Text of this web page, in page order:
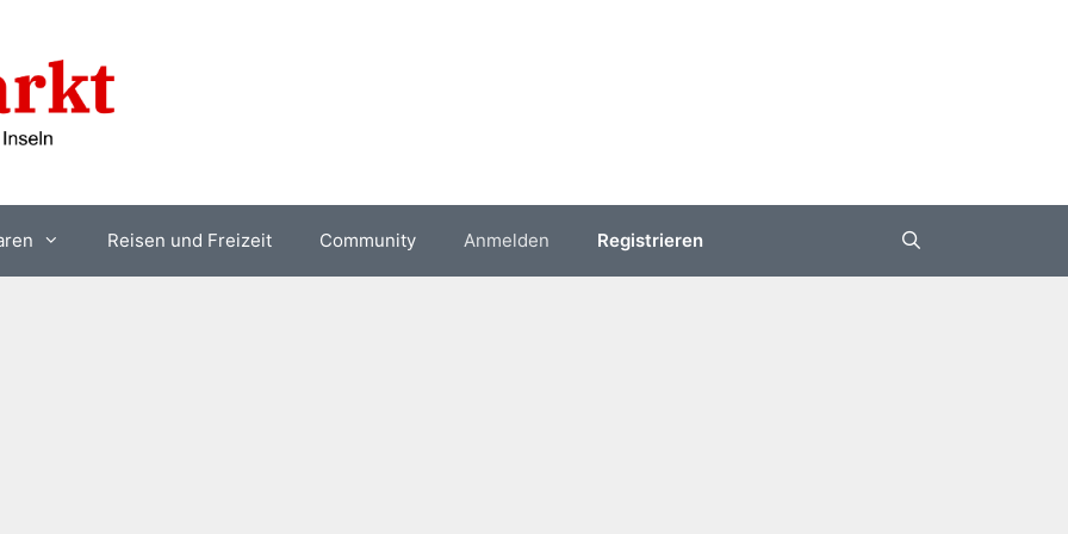
Reisen und Freizeit Community Anmelden Registrieren